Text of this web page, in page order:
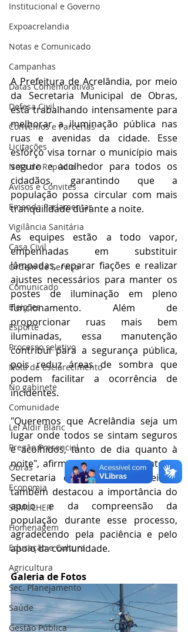
Institucional e Governo
Expoacrelandia
Notas e Comunicado
Campanhas
Datas Comemorativas
Defesa Civil
Convênios e Parcerias
Licitações
Nota de Repúdio
Avisos e Convites
Emenda Parlamentar
Vigilância Sanitária
Casa Civil
Ordem de Serviço
Comunicado
Eleições
Esporte
Processo seletivo
Nota de esclarecimento
No gabinete
Comunidade
Lei Aldir Blanc
Pregão Presencial
Obras
Economia
SEMULHER
Homenagem
Educação e Cultura
Agricultura
Sec. Planejamento
Saúde
Gestão Pública
A Prefeitura de Acrelândia, por meio
da Secretaria Municipal de Obras,
está trabalhando intensamente para
melhorar a iluminação pública nas
ruas e avenidas da cidade. Esse
esforço visa tornar o município mais
seguro e acolhedor para todos os
cidadãos, garantindo que a
população possa circular com mais
tranquilidade durante a noite.
As equipes estão a todo vapor,
empenhadas em substituir
lâmpadas, reparar fiações e realizar
ajustes necessários para manter os
postes de iluminação em pleno
funcionamento. Além de
proporcionar ruas mais bem
iluminadas, essa manutenção
contribui para a segurança pública,
pois reduz áreas de sombra que
podem facilitar a ocorrência de
incidentes.
"Queremos que Acrelândia seja um
lugar onde todos se sintam seguros
e acolhidos, tanto de dia quanto à
noite", afirmou um representante da
Secretaria de Obras. A Prefeitura
também destacou a importância do
apoio e da compreensão da
população durante esse processo,
agradecendo pela paciência e pelo
apoio da comunidade.
Galeria de Fotos